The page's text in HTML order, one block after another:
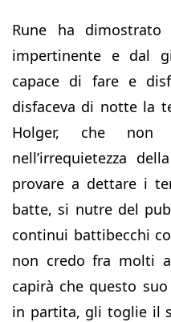
Rune ha
impertinente e dal
capace di fare e
disfaceva di notte la
Holger, che non
nell’irrequietezza
provare a dettare i
batte, si nutre del
continui battibecchi
non credo fra molti
capirà che questo
in partita, gli toglie il